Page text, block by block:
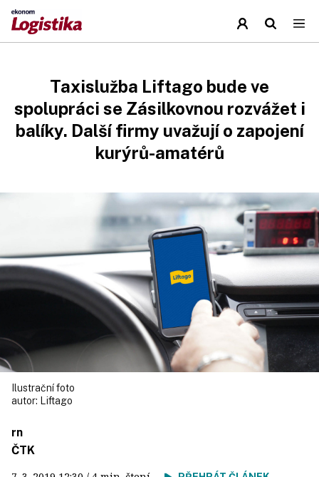
Taxislužba Liftago bude ve
spolupráci se Zásilkovnou rozvážet i
balíky. Další firmy uvažují o zapojení
kurýrů-amatérů
Ilustrační foto
autor:
Liftago
rn
ČTK